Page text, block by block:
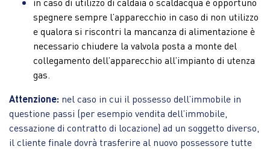
spegnere sempre l’apparecchio in caso di non utilizzo
e qualora si riscontri la mancanza di alimentazione è
necessario chiudere la valvola posta a monte del
collegamento dell’apparecchio all’impianto di utenza
gas.
Attenzione: nel caso in cui il possesso dell’immobile in
questione passi (per esempio vendita dell’immobile,
cessazione di contratto di locazione) ad un soggetto diverso,
il cliente finale dovrà trasferire al nuovo possessore tutte